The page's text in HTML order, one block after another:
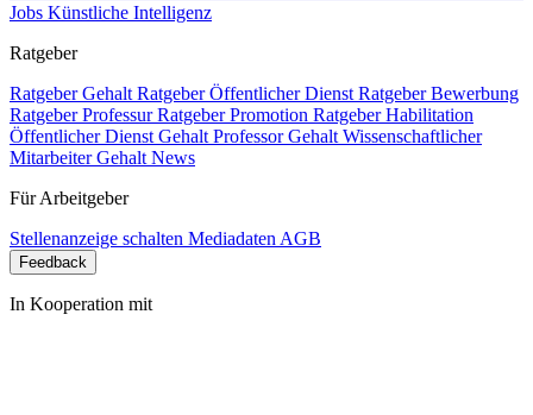
Jobs Künstliche Intelligenz
Ratgeber
Ratgeber Gehalt Ratgeber Öffentlicher Dienst Ratgeber Bewerbung
Ratgeber ProfessurRatgeber Promotion Ratgeber Habilitation
Öffentlicher Dienst Gehalt Professor Gehalt Wissenschaftlicher
Mitarbeiter Gehalt News
Für Arbeitgeber
Stellenanzeige schalten Mediadaten AGB
Feedback
In Kooperation mit